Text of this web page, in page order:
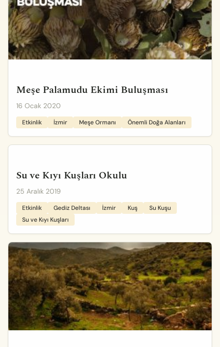
Meşe Palamudu Ekimi Buluşması
16 Ocak 2020
Etkinlik İzmir Meşe Ormanı Önemli Doğa Alanları
Su ve Kıyı Kuşları Okulu
25 Aralık 2019
Etkinlik Gediz Deltası İzmir Kuş
Su Kuşu
Su ve Kıyı Kuşları